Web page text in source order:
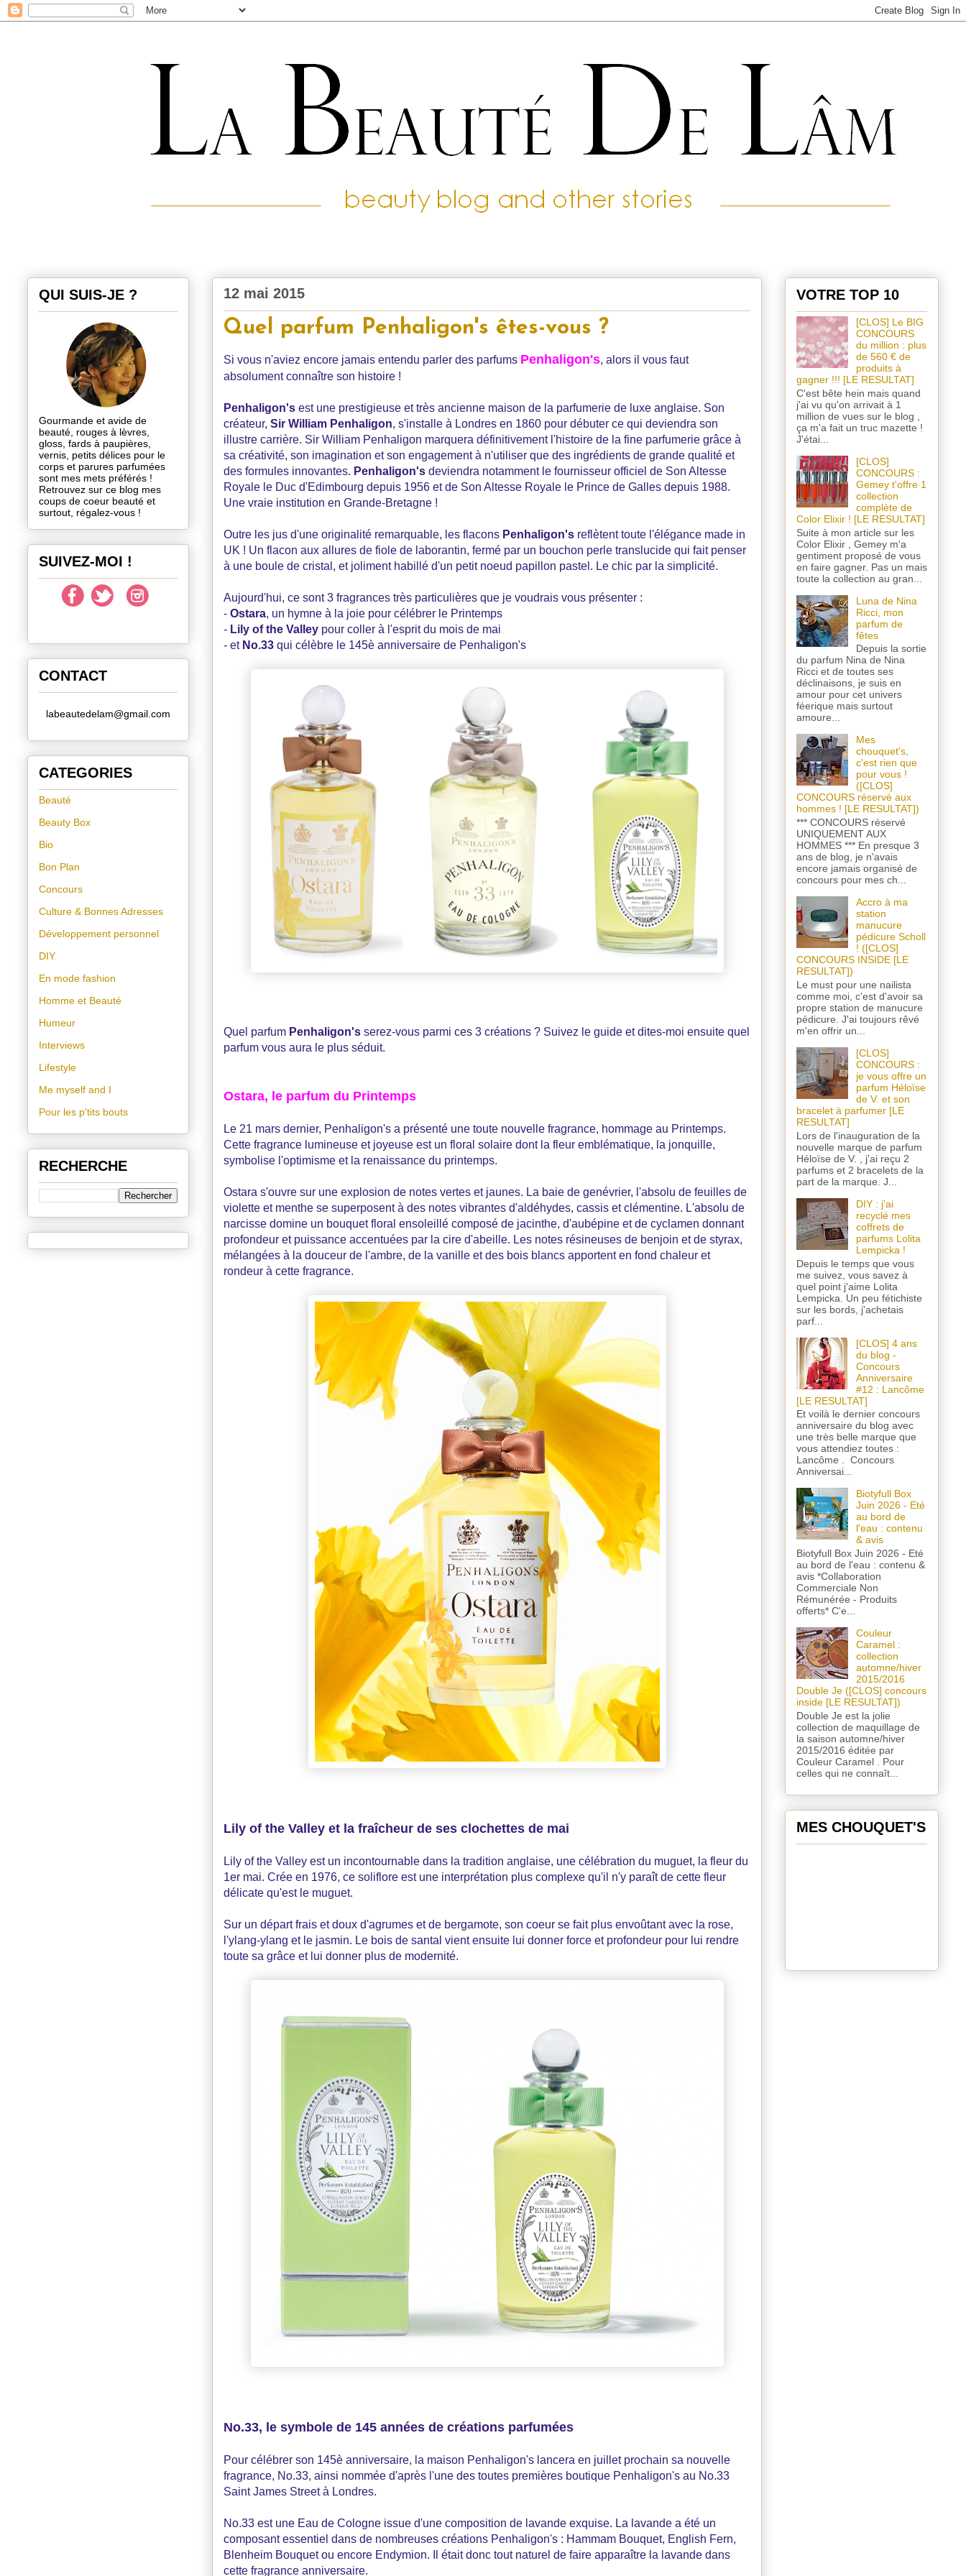
12 mai 2015
Quel parfum Penhaligon's êtes-vous ?
Si vous n'aviez encore jamais entendu parler des parfums Penhaligon's, alors il vous faut
absolument connaître son histoire !
Penhaligon's est une prestigieuse et très ancienne maison de la parfumerie de luxe anglaise. Son
créateur, Sir William Penhaligon, s'installe à Londres en 1860 pour débuter ce qui deviendra son
illustre carrière. Sir William Penhaligon marquera définitivement l'histoire de la fine parfumerie grâce à
sa créativité, son imagination et son engagement à n'utiliser que des ingrédients de grande qualité et
des formules innovantes. Penhaligon's deviendra notamment le fournisseur officiel de Son Altesse
Royale le Duc d'Edimbourg depuis 1956 et de Son Altesse Royale le Prince de Galles depuis 1988.
Une vraie institution en Grande-Bretagne !
Outre les jus d'une originalité remarquable, les flacons Penhaligon's reflètent toute l'élégance made in
UK ! Un flacon aux allures de fiole de laborantin, fermé par un bouchon perle translucide qui fait penser
à une boule de cristal, et joliment habillé d'un petit noeud papillon pastel. Le chic par la simplicité.
Aujourd'hui, ce sont 3 fragrances très particulières que je voudrais vous présenter :
- Ostara, un hymne à la joie pour célébrer le Printemps
- Lily of the Valley pour coller à l'esprit du mois de mai
- et No.33 qui célèbre le 145è anniversaire de Penhaligon's
Quel parfum Penhaligon's serez-vous parmi ces 3 créations ? Suivez le guide et dites-moi ensuite quel
parfum vous aura le plus séduit.
Ostara, le parfum du Printemps
Le 21 mars dernier, Penhaligon's a présenté une toute nouvelle fragrance, hommage au Printemps.
Cette fragrance lumineuse et joyeuse est un floral solaire dont la fleur emblématique, la jonquille,
symbolise l'optimisme et la renaissance du printemps.
Ostara s'ouvre sur une explosion de notes vertes et jaunes. La baie de genévrier, l'absolu de feuilles de
violette et menthe se superposent à des notes vibrantes d'aldéhydes, cassis et clémentine. L'absolu de
narcisse domine un bouquet floral ensoleillé composé de jacinthe, d'aubépine et de cyclamen donnant
profondeur et puissance accentuées par la cire d'abeille. Les notes résineuses de benjoin et de styrax,
mélangées à la douceur de l'ambre, de la vanille et des bois blancs apportent en fond chaleur et
rondeur à cette fragrance.
Lily of the Valley et la fraîcheur de ses clochettes de mai
Lily of the Valley est un incontournable dans la tradition anglaise, une célébration du muguet, la fleur du
1er mai. Crée en 1976, ce soliflore est une interprétation plus complexe qu'il n'y paraît de cette fleur
délicate qu'est le muguet.
Sur un départ frais et doux d'agrumes et de bergamote, son coeur se fait plus envoûtant avec la rose,
l'ylang-ylang et le jasmin. Le bois de santal vient ensuite lui donner force et profondeur pour lui rendre
toute sa grâce et lui donner plus de modernité.
No.33, le symbole de 145 années de créations parfumées
Pour célébrer son 145è anniversaire, la maison Penhaligon's lancera en juillet prochain sa nouvelle
fragrance, No.33, ainsi nommée d'après l'une des toutes premières boutique Penhaligon's au No.33
Saint James Street à Londres.
No.33 est une Eau de Cologne issue d'une composition de lavande exquise. La lavande a été un
composant essentiel dans de nombreuses créations Penhaligon's : Hammam Bouquet, English Fern,
Blenheim Bouquet ou encore Endymion. Il était donc tout naturel de faire apparaître la lavande dans
cette fragrance anniversaire.
QUI SUIS-JE ?
Gourmande et avide de
beauté, rouges à lèvres,
gloss, fards à paupières,
vernis, petits délices pour le
corps et parures parfumées
sont mes mets préférés !
Retrouvez sur ce blog mes
coups de coeur beauté et
surtout, régalez-vous !
SUIVEZ-MOI !
CONTACT
labeautedelam@gmail.com
CATEGORIES
Beauté
Beauty Box
Bio
Bon Plan
Concours
Culture & Bonnes Adresses
Développement personnel
DIY
En mode fashion
Homme et Beauté
Humeur
Interviews
Lifestyle
Me myself and I
Pour les p'tits bouts
RECHERCHE
VOTRE TOP 10
[CLOS] Le BIG
CONCOURS
du million : plus
de 560 € de
produits à
gagner !!! [LE RESULTAT]
C'est bête hein mais quand
j'ai vu qu'on arrivait à 1
million de vues sur le blog ,
ça m'a fait un truc mazette !
J'étai...
[CLOS]
CONCOURS :
Gemey t'offre 1
collection
complète de
Color Elixir ! [LE RESULTAT]
Suite à mon article sur les
Color Elixir , Gemey m'a
gentiment proposé de vous
en faire gagner. Pas un mais
toute la collection au gran...
Luna de Nina
Ricci, mon
parfum de
fêtes
Depuis la sortie
du parfum Nina de Nina
Ricci et de toutes ses
déclinaisons, je suis en
amour pour cet univers
féerique mais surtout
amoure...
Mes
chouquet's,
c'est rien que
pour vous !
([CLOS]
CONCOURS réservé aux
hommes ! [LE RESULTAT])
*** CONCOURS réservé
UNIQUEMENT AUX
HOMMES *** En presque 3
ans de blog, je n'avais
encore jamais organisé de
concours pour mes ch...
Accro à ma
station
manucure
pédicure Scholl
! ([CLOS]
CONCOURS INSIDE [LE
RESULTAT])
Le must pour une nailista
comme moi, c'est d'avoir sa
propre station de manucure
pédicure. J'ai toujours rêvé
m'en offrir un...
[CLOS]
CONCOURS :
je vous offre un
parfum Héloïse
de V. et son
bracelet à parfumer [LE
RESULTAT]
Lors de l'inauguration de la
nouvelle marque de parfum
Héloïse de V. , j'ai reçu 2
parfums et 2 bracelets de la
part de la marque. J...
DIY : j'ai
recyclé mes
coffrets de
parfums Lolita
Lempicka !
Depuis le temps que vous
me suivez, vous savez à
quel point j'aime Lolita
Lempicka. Un peu fétichiste
sur les bords, j'achetais
parf...
[CLOS] 4 ans
du blog -
Concours
Anniversaire
#12 : Lancôme
[LE RESULTAT]
Et voilà le dernier concours
anniversaire du blog avec
une très belle marque que
vous attendiez toutes :
Lancôme . Concours
Anniversai...
Biotyfull Box
Juin 2026 - Eté
au bord de
l'eau : contenu
& avis
Biotyfull Box Juin 2026 - Eté
au bord de l'eau : contenu &
avis *Collaboration
Commerciale Non
Rémunérée - Produits
offerts* C'e...
Couleur
Caramel :
collection
automne/hiver
2015/2016
Double Je ([CLOS] concours
inside [LE RESULTAT])
Double Je est la jolie
collection de maquillage de
la saison automne/hiver
2015/2016 éditée par
Couleur Caramel . Pour
celles qui ne connaît...
MES CHOUQUET'S